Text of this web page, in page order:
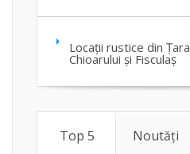
Locații rustice din Țara
Chioarului și Fisculaș
Top 5 Noutăți